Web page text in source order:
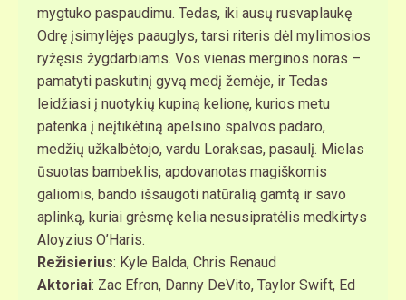
mygtuko paspaudimu. Tedas, iki ausų rusvaplaukę
Odrę įsimylėjęs paauglys, tarsi riteris dėl mylimosios
ryžęsis žygdarbiams. Vos vienas merginos noras –
pamatyti paskutinį gyvą medį žemėje, ir Tedas
leidžiasi į nuotykių kupiną kelionę, kurios metu
patenka į neįtikėtiną apelsino spalvos padaro,
medžių užkalbėtojo, vardu Loraksas, pasaulį. Mielas
ūsuotas bambeklis, apdovanotas magiškomis
galiomis, bando išsaugoti natūralią gamtą ir savo
aplinką, kuriai grėsmę kelia nesusipratėlis medkirtys
Aloyzius O’Haris.
Režisierius: Kyle Balda, Chris Renaud
Aktoriai: Zac Efron, Danny DeVito, Taylor Swift, Ed